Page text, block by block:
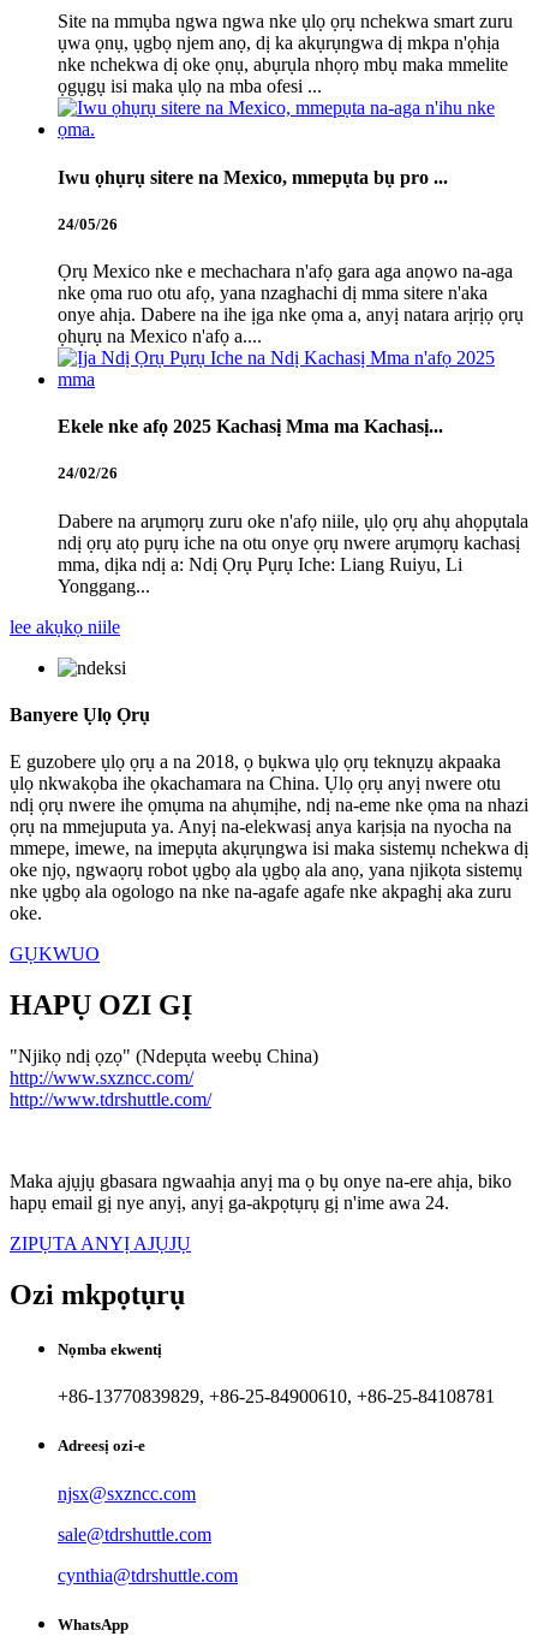
Site na mmụba ngwa ngwa nke ụlọ ọrụ nchekwa smart zuru
ụwa ọnụ, ụgbọ njem anọ, dị ka akụrụngwa dị mkpa n'ọhịa
nke nchekwa dị oke ọnụ, abụrụla nhọrọ mbụ maka mmelite
ọgụgụ isi maka ụlọ na mba ofesi ...
Iwu ọhụrụ sitere na Mexico, mmepụta bụ pro ...
24/05/26
Ọrụ Mexico nke e mechachara n'afọ gara aga anọwo na-aga
nke ọma ruo otu afọ, yana nzaghachi dị mma sitere n'aka
onye ahịa. Dabere na ihe ịga nke ọma a, anyị natara arịrịọ ọrụ
ọhụrụ na Mexico n'afọ a....
Ekele nke afọ 2025 Kachasị Mma ma Kachasị...
24/02/26
Dabere na arụmọrụ zuru oke n'afọ niile, ụlọ ọrụ ahụ ahọpụtala
ndị ọrụ atọ pụrụ iche na otu onye ọrụ nwere arụmọrụ kachasị
mma, dịka ndị a: Ndị Ọrụ Pụrụ Iche: Liang Ruiyu, Li
Yonggang...
lee akụkọ niile
Banyere Ụlọ Ọrụ
E guzobere ụlọ ọrụ a na 2018, ọ bụkwa ụlọ ọrụ teknụzụ akpaaka
ụlọ nkwakọba ihe ọkachamara na China. Ụlọ ọrụ anyị nwere otu
ndị ọrụ nwere ihe ọmụma na ahụmịhe, ndị na-eme nke ọma na nhazi
ọrụ na mmejuputa ya. Anyị na-elekwasị anya karịsịa na nyocha na
mmepe, imewe, na imepụta akụrụngwa isi maka sistemụ nchekwa dị
oke njọ, ngwaọrụ robot ụgbọ ala ụgbọ ala anọ, yana njikọta sistemụ
nke ụgbọ ala ogologo na nke na-agafe agafe nke akpaghị aka zuru
oke.
GỤKWUO
HAPỤ OZI GỊ
"Njikọ ndị ọzọ" (Ndepụta weebụ China)
http://www.sxzncc.com/
http://www.tdrshuttle.com/
Maka ajụjụ gbasara ngwaahịa anyị ma ọ bụ onye na-ere ahịa, biko
hapụ email gị nye anyị, anyị ga-akpọtụrụ gị n'ime awa 24.
ZIPỤTA ANYỊ AJỤJỤ
Ozi mkpọtụrụ
Nọmba ekwentị
+86-13770839829, +86-25-84900610, +86-25-84108781
Adreesị ozi-e
njsx@sxzncc.com
sale@tdrshuttle.com
cynthia@tdrshuttle.com
WhatsApp